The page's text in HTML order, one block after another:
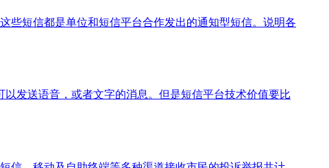
些短信都是单位和短信平台合作发出的通知型短信。说明各
发送语音，或者文字的消息。但是短信平台技术价值要比